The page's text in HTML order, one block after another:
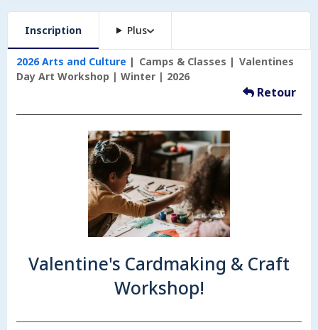
Inscription Plus
2026 Arts and Culture Camps & Classes
Valentines
Day Art Workshop | Winter | 2026
Retour
Valentine's Cardmaking & Craft
Workshop!